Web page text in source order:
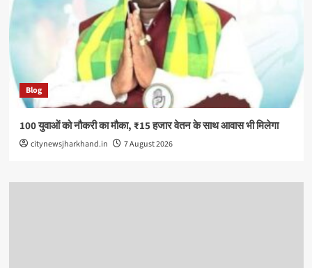
Blog
100 युवाओं को नौकरी का मौका, ₹15 हजार वेतन के साथ आवास भी मिलेगा
citynewsjharkhand.in 7 August 2026